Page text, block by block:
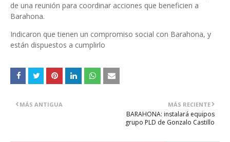
de una reunión para coordinar acciones que beneficien a
Barahona.
Indicaron que tienen un compromiso social con Barahona, y
están dispuestos a cumplirlo
MÁS RECIENTE
BARAHONA: instalará equipos
grupo PLD de Gonzalo Castillo
MÁS ANTIGUA